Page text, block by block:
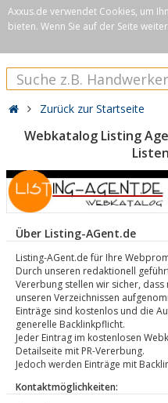
Axxus.de verwendet Cookies, um
bieten. Wenn Sie auf der Seite
Zurück zur Startseite
Webkatalog Listing
Über Listing-AGent.de
Listing-AGent.de für Ihre
Durch unseren redaktionell
Vererbung stellen wir sicher,
unseren Verzeichnissen
Einträge sind kostenlos und die
generelle Backlinkpflicht.
Jeder Eintrag im kostenlosen
Detailseite mit PR-Vererbung.
Jedoch werden Einträge mit
Kontaktmöglichkeiten: